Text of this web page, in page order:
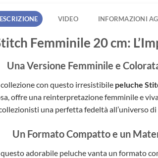
VIDEO INFORMAZIONI
Femminile 20 cm:
Una Versione Femminile e
con questo irresistibile peluche
offre una reinterpretazione femminile e
una perfetta fedeltà all’universo
Un Formato Compatto e un
adorabile peluche vanta un formato